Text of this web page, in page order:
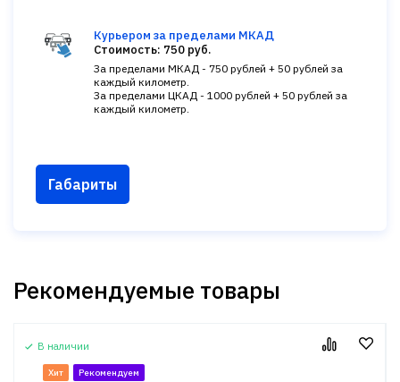
Курьером за пределами МКАД
Стоимость: 750 руб.
За пределами МКАД - 750 рублей + 50 рублей за
каждый километр.
За пределами ЦКАД - 1000 рублей + 50 рублей за
каждый километр.
Габариты
Рекомендуемые товары
В наличии
Хит Рекомендуем